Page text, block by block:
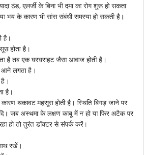
ठंड, एलर्जी के बिना भी दमा का रोग शुरू हो सकता
भय के कारण भी सांस संबंधी समस्या हो सकती है।
है।
होता है।
है तब एक घरघराहट जैसा आवाज होती है।
आने लगता है।
है।
थकावट महसूस होती है। स्थिति बिगड़ जाने पर
जब अस्थमा के लक्षण काबू में न हो या फिर अटैक पर
हो तो तुरंत डॉक्टर से संपर्क करें।
रखें।